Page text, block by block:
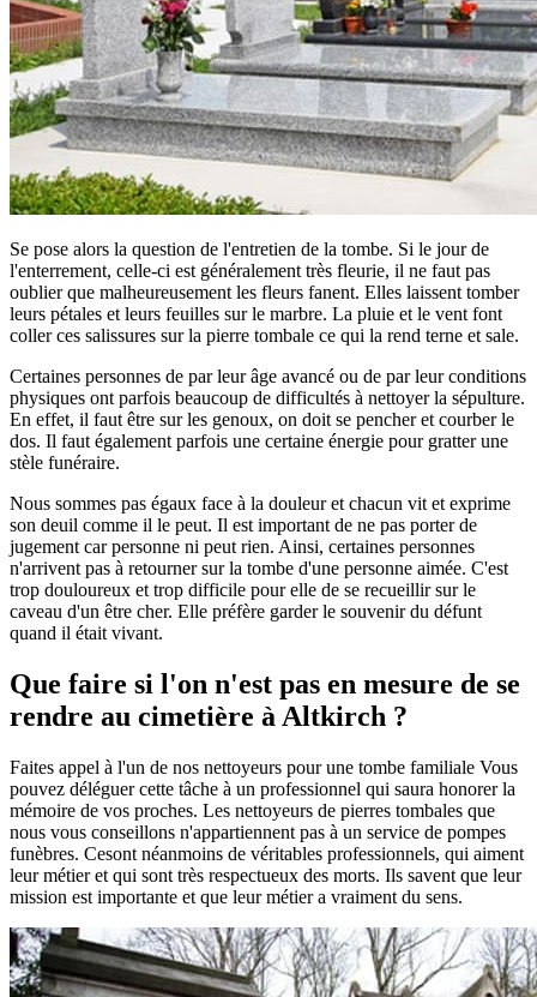
Se pose alors la question de l'entretien de la tombe. Si le jour de
l'enterrement, celle-ci est généralement très fleurie, il ne faut pas
oublier que malheureusement les fleurs fanent. Elles laissent tomber
leurs pétales et leurs feuilles sur le marbre. La pluie et le vent font
coller ces salissures sur la pierre tombale ce qui la rend terne et sale.
Certaines personnes de par leur âge avancé ou de par leur conditions
physiques ont parfois beaucoup de difficultés à nettoyer la sépulture.
En effet, il faut être sur les genoux, on doit se pencher et courber le
dos. Il faut également parfois une certaine énergie pour gratter une
stèle funéraire.
Nous sommes pas égaux face à la douleur et chacun vit et exprime
son deuil comme il le peut. Il est important de ne pas porter de
jugement car personne ni peut rien. Ainsi, certaines personnes
n'arrivent pas à retourner sur la tombe d'une personne aimée. C'est
trop douloureux et trop difficile pour elle de se recueillir sur le
caveau d'un être cher. Elle préfère garder le souvenir du défunt
quand il était vivant.
Que faire si l'on n'est pas en mesure de se
rendre au cimetière à Altkirch ?
Faites appel à l'un de nos nettoyeurs pour une tombe familiale Vous
pouvez déléguer cette tâche à un professionnel qui saura honorer la
mémoire de vos proches. Les nettoyeurs de pierres tombales que
nous vous conseillons n'appartiennent pas à un service de pompes
funèbres. Cesont néanmoins de véritables professionnels, qui aiment
leur métier et qui sont très respectueux des morts. Ils savent que leur
mission est importante et que leur métier a vraiment du sens.